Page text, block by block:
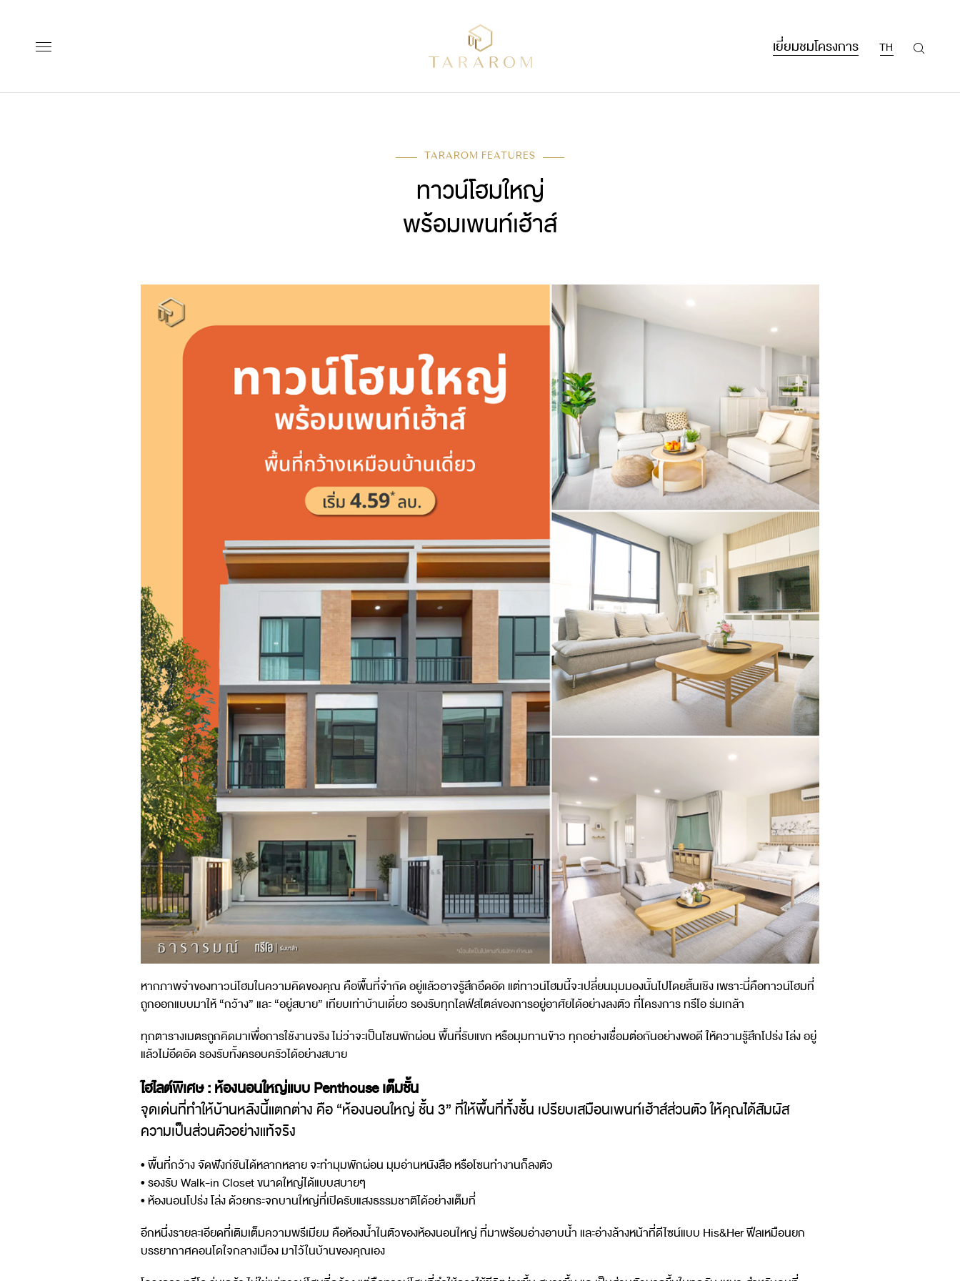
เยี่ยมชมโครงการ TH
TARAROM FEATURES
ทาวน์โฮมใหญ่
พร้อมเพนท์เฮ้าส์
หากภาพจำของทาวน์โฮมในความคิดของคุณ คือพื้นที่จำกัด อยู่แล้วอาจรู้สึกอึดอัด แต่ทาวน์โฮมนี้จะเปลี่ยนมุมมองนั้นไปโดยสิ้นเชิง เพราะนี่คือทาวน์โฮมที่
ถูกออกแบบมาให้ “กว้าง” และ “อยู่สบาย” เทียบเท่าบ้านเดี่ยว รองรับทุกไลฟ์สไตล์ของการอยู่อาศัยได้อย่างลงตัว ที่โครงการ ทรีโอ ร่มเกล้า
ทุกตารางเมตรถูกคิดมาเพื่อการใช้งานจริง ไม่ว่าจะเป็นโซนพักผ่อน พื้นที่รับแขก หรือมุมทานข้าว ทุกอย่างเชื่อมต่อกันอย่างพอดี ให้ความรู้สึกโปร่ง โล่ง อยู่
แล้วไม่อึดอัด รองรับทั้งครอบครัวได้อย่างสบาย
ไฮไลต์พิเศษ : ห้องนอนใหญ่แบบ Penthouse เต็มชั้น
จุดเด่นที่ทำให้บ้านหลังนี้แตกต่าง คือ “ห้องนอนใหญ่ ชั้น 3” ที่ให้พื้นที่ทั้งชั้น เปรียบเสมือนเพนท์เฮ้าส์ส่วนตัว ให้คุณได้สัมผัส
ความเป็นส่วนตัวอย่างแท้จริง
• พื้นที่กว้าง จัดฟังก์ชันได้หลากหลาย จะทำมุมพักผ่อน มุมอ่านหนังสือ หรือโซนทำงานก็ลงตัว
• รองรับ Walk-in Closet ขนาดใหญ่ได้แบบสบายๆ
• ห้องนอนโปร่ง โล่ง ด้วยกระจกบานใหญ่ที่เปิดรับแสงธรรมชาติได้อย่างเต็มที่
อีกหนึ่งรายละเอียดที่เติมเต็มความพรีเมียม คือห้องน้ำในตัวของห้องนอนใหญ่ ที่มาพร้อมอ่างอาบน้ำ และอ่างล้างหน้าที่ดีไซน์แบบ His&Her ฟีลเหมือนยก
บรรยากาศคอนโดใจกลางเมือง มาไว้ในบ้านของคุณเอง